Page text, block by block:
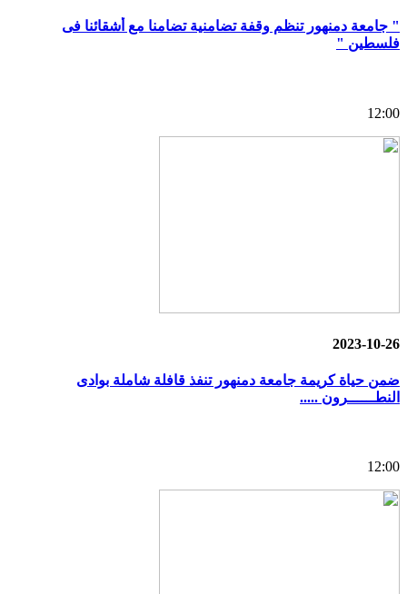
" جامعة دمنهور تنظم وقفة تضامنية تضامنا مع أشقائنا فى
فلسطين "
12:00
2023-10-26
ضمن حياة كريمة جامعة دمنهور تنفذ قافلة شاملة بوادى
النطــــــرون .....
12:00